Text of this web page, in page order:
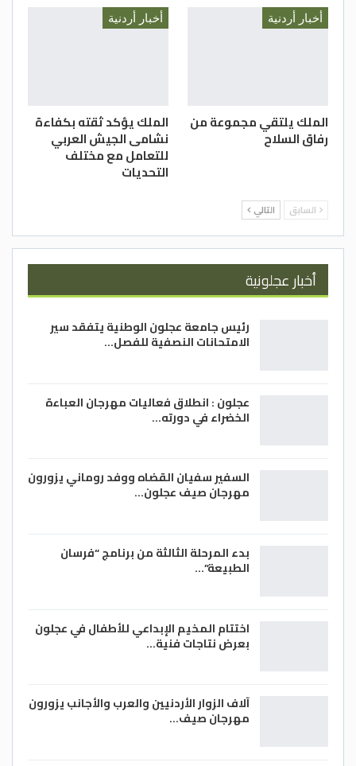
أخبار أردنية
الملك يلتقي مجموعة من
رفاق السلاح
أخبار أردنية
الملك يؤكد ثقته بكفاءة
نشامى الجيش العربي
للتعامل مع مختلف
التحديات
السابق التالي
أخبار عجلونية
رئيس جامعة عجلون الوطنية يتفقد سير
الامتحانات النصفية للفصل…
عجلون : انطلاق فعاليات مهرجان العباءة
الخضراء في دورته…
السفير سفيان القضاه ووفد روماني يزورون
مهرجان صيف عجلون…
بدء المرحلة الثالثة من برنامج “فرسان
الطبيعة”…
اختتام المخيم الإبداعي للأطفال في عجلون
بعرض نتاجات فنية…
آلاف الزوار الأردنيين والعرب والأجانب يزورون
مهرجان صيف…